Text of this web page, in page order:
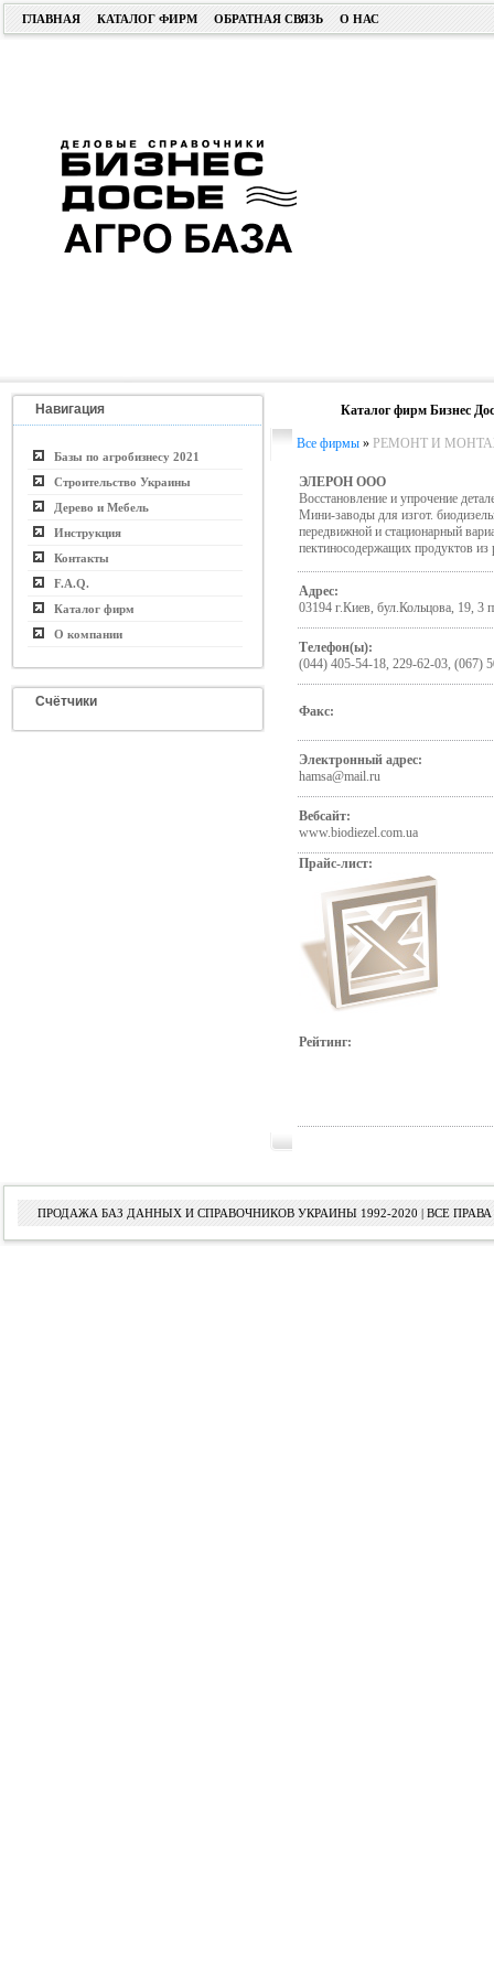
ГЛАВНАЯ КАТАЛОГ ФИРМ ОБРАТНАЯ СВЯЗЬ О НАС
Навигация
Базы по агробизнесу 2021
Строительство Украины
Дерево и Мебель
Инструкция
Контакты
F.A.Q.
Каталог фирм
О компании
Счётчики
Каталог фирм Бизнес
Все фирмы » РЕМОНТ И
ЭЛЕРОН ООО
Восстановление и упрочение
Мини-заводы для изгот.
передвижной и стационарный
пектиносодержащих продуктов из
Адрес:
03194 г.Киев, бул.Кольцова, 19, 3
Телефон(ы):
(044) 405-54-18, 229-62-03, (067)
Факс:
Электронный адрес:
hamsa@mail.ru
Вебсайт:
www.biodiezel.com.ua
Прайс-лист:
Рейтинг:
ПРОДАЖА БАЗ ДАННЫХ И СПРАВОЧНИКОВ УКРАИНЫ 1992-2020 | ВСЕ